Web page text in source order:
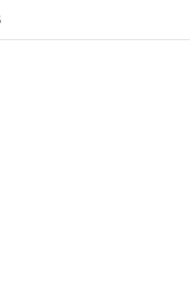
Bronce, cobre,